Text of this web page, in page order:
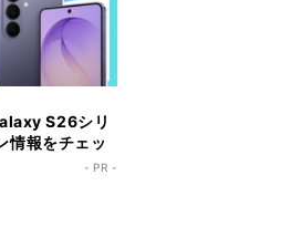
S26シリ
情報をチェッ
- PR -